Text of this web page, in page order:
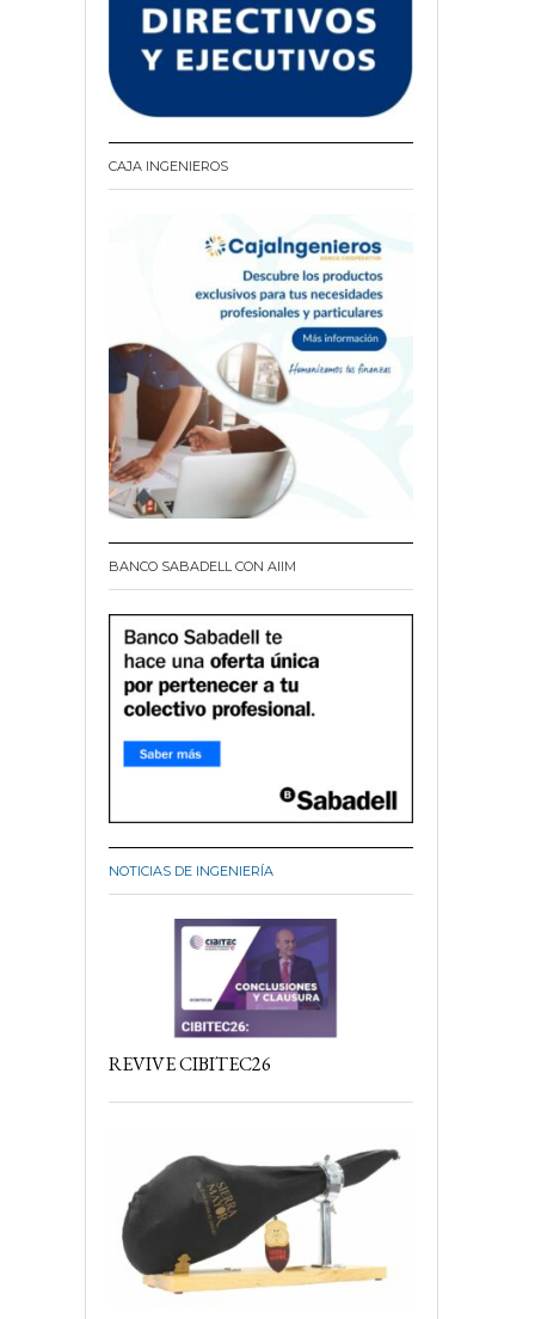
CAJA INGENIEROS
BANCO SABADELL CON AIIM
NOTICIAS DE INGENIERÍA
REVIVE CIBITEC26